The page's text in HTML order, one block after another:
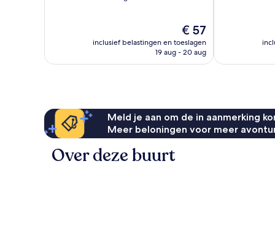
beoordelingen
De
prijs
is
€ 57
inclusief belastingen en toeslagen
19 aug - 20 aug
Meld je aan om de in aanmerking
Meer beloningen voor meer
Over deze buurt